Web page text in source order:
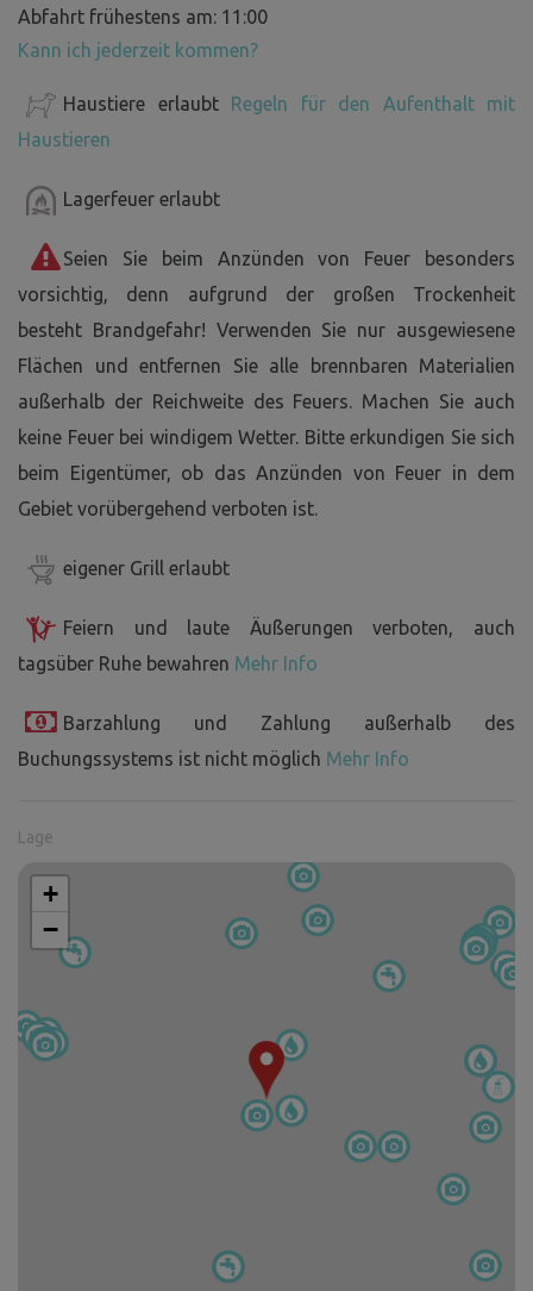
Abfahrt frühestens am: 11:00
Kann ich jederzeit kommen?
Haustiere erlaubt Regeln für den Aufenthalt mit
Haustieren
Lagerfeuer erlaubt
Seien Sie beim Anzünden von Feuer besonders
vorsichtig, denn aufgrund der großen Trockenheit
besteht Brandgefahr! Verwenden Sie nur ausgewiesene
Flächen und entfernen Sie alle brennbaren Materialien
außerhalb der Reichweite des Feuers. Machen Sie auch
keine Feuer bei windigem Wetter. Bitte erkundigen Sie sich
beim Eigentümer, ob das Anzünden von Feuer in dem
Gebiet vorübergehend verboten ist.
eigener Grill erlaubt
Feiern und laute Äußerungen verboten, auch
tagsüber Ruhe bewahren Mehr Info
Barzahlung und Zahlung außerhalb des
Buchungssystems ist nicht möglich Mehr Info
Lage
+
−